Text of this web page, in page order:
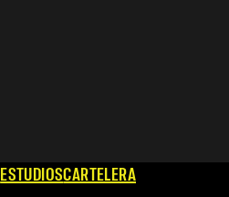
ESTUDIOSCARTELERA